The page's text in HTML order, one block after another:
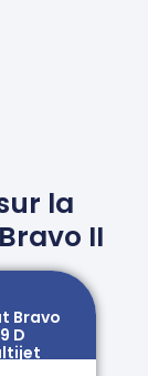
la
II
Bravo
D